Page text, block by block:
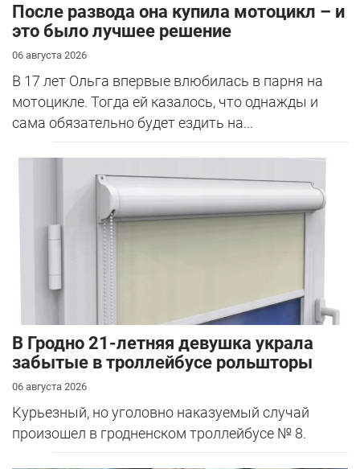
После развода она купила мотоцикл – и
это было лучшее решение
06 августа 2026
В 17 лет Ольга впервые влюбилась в парня на
мотоцикле. Тогда ей казалось, что однажды и
сама обязательно будет ездить на...
В Гродно 21-летняя девушка украла
забытые в троллейбусе рольшторы
06 августа 2026
Курьезный, но уголовно наказуемый случай
произошел в гродненском троллейбусе № 8.